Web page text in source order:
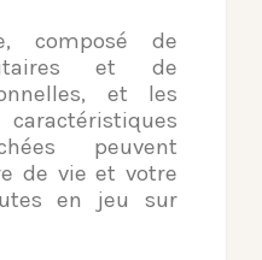
composé de
et de
et les
peuvent
de vie et votre
en jeu sur